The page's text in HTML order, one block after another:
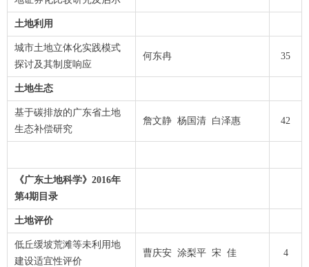
土地利用
城市土地立体化实践模式
探讨及其制度响应
何东冉 35
土地生态
基于碳排放的广东省土地
生态补偿研究
詹文静 杨国清 白泽惠 42
《广东土地科学》2016年
第4期目录
土地评价
低丘缓坡荒滩等未利用地
建设适宜性评价
曹庆安 涂梨平 宋 佳 4